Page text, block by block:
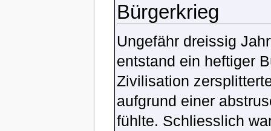
Bürgerkrieg
Ungefähr dreissig
entstand ein heftiger
Zivilisation
aufgrund einer
fühlte. Schliesslich